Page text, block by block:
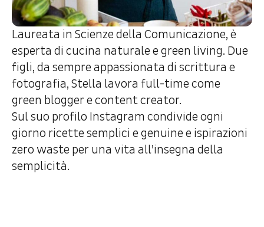
Laureata in Scienze della Comunicazione, è
esperta di cucina naturale e green living. Due
figli, da sempre appassionata di scrittura e
fotografia, Stella lavora full-time come
green blogger e content creator.
Sul suo profilo Instagram condivide ogni
giorno ricette semplici e genuine e ispirazioni
zero waste per una vita all’insegna della
semplicità.